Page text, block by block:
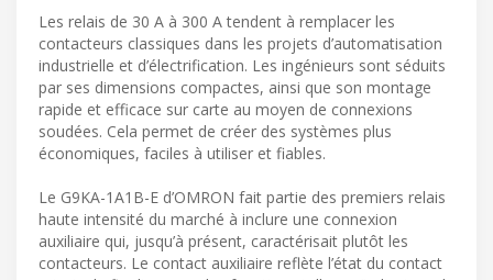
Les relais de 30 A à 300 A tendent à remplacer les
contacteurs classiques dans les projets d’automatisation
industrielle et d’électrification. Les ingénieurs sont séduits
par ses dimensions compactes, ainsi que son montage
rapide et efficace sur carte au moyen de connexions
soudées. Cela permet de créer des systèmes plus
économiques, faciles à utiliser et fiables.
Le G9KA-1A1B-E d’OMRON fait partie des premiers relais
haute intensité du marché à inclure une connexion
auxiliaire qui, jusqu’à présent, caractérisait plutôt les
contacteurs. Le contact auxiliaire reflète l’état du contact